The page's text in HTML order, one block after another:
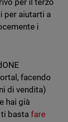
per aiutarti a
i
facendo
di vendita)
hai già
ti bastafare